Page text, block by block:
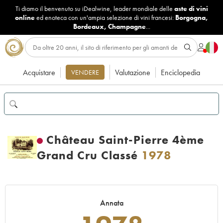
Ti diamo il benvenuto su iDealwine, leader mondiale delle aste di vini
onlineed enoteca con un'ampia selezione di vini francesi: Borgogna,
Bordeaux, Champagne...
Acquistare VENDERE Valutazione Enciclopedia
Château Saint-Pierre 4ème
Grand Cru Classé 1978
Annata